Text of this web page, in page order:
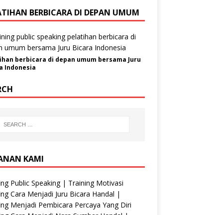
BERBICARA DI DEPAN UMUM
berbicara di depan umum bersama Juru
Indonesia
KAMI
Public Speaking | Training Motivasi
Cara Menjadi Juru Bicara Handal |
Menjadi Pembicara Percaya Yang Diri